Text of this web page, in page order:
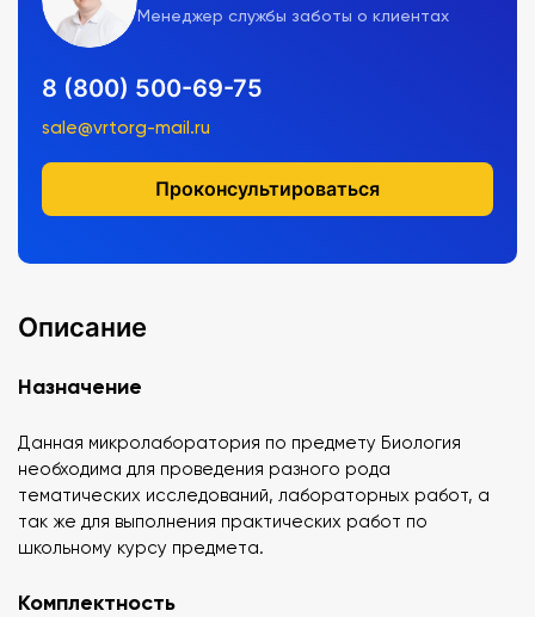
Менеджер службы заботы о клиентах
8 (800) 500-69-75
sale@vrtorg-mail.ru
Проконсультироваться
Описание
Назначение
Данная микролаборатория по предмету Биология
необходима для проведения разного рода
тематических исследований, лабораторных работ, а
так же для выполнения практических работ по
школьному курсу предмета.
Комплектность